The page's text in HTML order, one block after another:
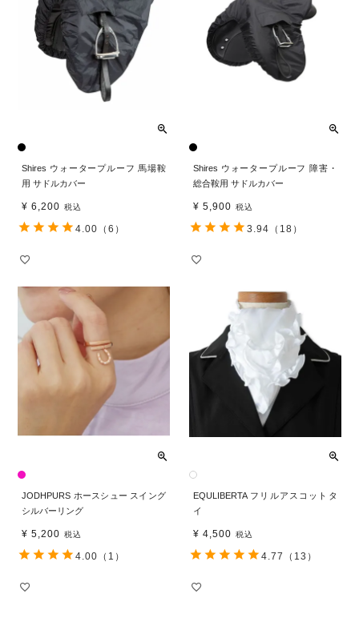
Shires ウォータープルーフ 馬場鞍
用 サドルカバー
¥ 6,200 税込
4.00 （6）
Shires ウォータープルーフ 障害・
総合鞍用 サドルカバー
¥ 5,900 税込
3.94 （18）
JODHPURS ホースシュー スイング
シルバーリング
¥ 5,200 税込
4.00 （1）
EQULIBERTA フリルアスコットタ
イ
¥ 4,500 税込
4.77 （13）